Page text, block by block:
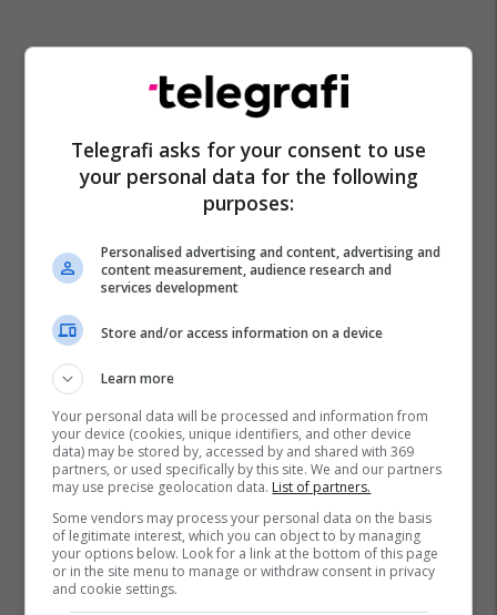
Çmimet
Qytetarët E Maqedonisë
Telegrafi asks for your consent to use
your personal data for the following
purposes:
Personalised advertising and content, advertising and
content measurement, audience research and
services development
Store and/or access information on a device
Learn more
Your personal data will be processed and information from
your device (cookies, unique identifiers, and other device
data) may be stored by, accessed by and shared with 369
partners, or used specifically by this site. We and our partners
may use precise geolocation data. List of partners.
Some vendors may process your personal data on the basis
of legitimate interest, which you can object to by managing
your options below. Look for a link at the bottom of this page
or in the site menu to manage or withdraw consent in privacy
and cookie settings.